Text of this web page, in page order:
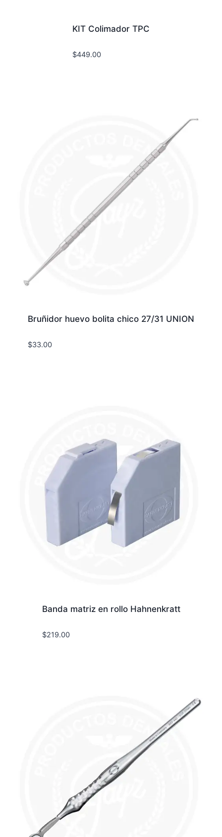
KIT Colimador TPC
$449.00
Bruñidor huevo bolita chico 27/31 UNION
$33.00
Banda matriz en rollo Hahnenkratt
$219.00